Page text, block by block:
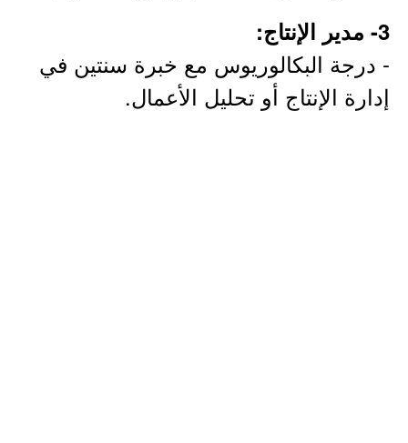
3- مدير الإنتاج:
- درجة البكالوريوس مع خبرة سنتين في
إدارة الإنتاج أو تحليل الأعمال.